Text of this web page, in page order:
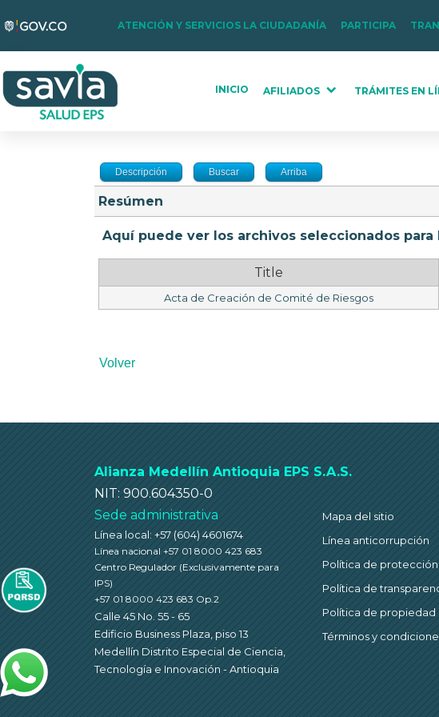
este
sitio
web
incluye
personas
un
lector
de
Presione
Control-
F10
ATENCIÓN Y SERVICIOS LA CIUDADANÍA PARTICIPA
INICIO AFILIADOS TRÁMITES EN
Descripción Buscar Arriba
Resúmen
Aquí puede ver los archivos seleccionados para
Title
Acta de Creación de Comité de Riesgos
Volver
Alianza Medellín Antioquia EPS S.A.S.
NIT: 900.604350-0
Sede administrativa
Línea local: +57 (604) 4601674
Línea nacional +57 01 8000 423 683
Centro Regulador (Exclusivamente para
IPS)
+57 01 8000 423 683 Op.2
Calle 45 No. 55 - 65
Edificio Business Plaza, piso 13
Medellín Distrito Especial de Ciencia,
Tecnología e Innovación - Antioquia
Mapa del sitio
Línea anticorrupción
Política de
Política de
Política de propiedad
Términos y